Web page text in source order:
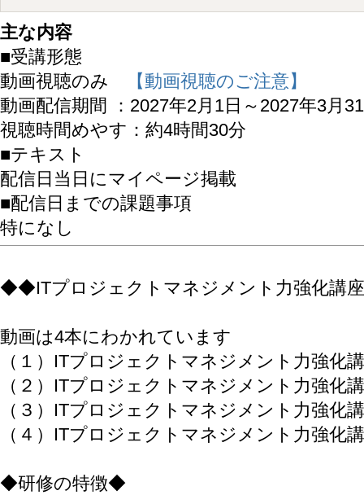
主な内容
■受講形態
動画視聴のみ
【動画視聴のご注意】
動画配信期間 ：2027年2月1日～2027年3月
視聴時間めやす：約4時間30分
■テキスト
配信日当日にマイページ掲載
■配信日までの課題事項
特になし
◆◆ITプロジェクトマネジメント力強化講
動画は4本にわかれています
（１）ITプロジェクトマネジメント力強化
（２）ITプロジェクトマネジメント力強化
（３）ITプロジェクトマネジメント力強化
（４）ITプロジェクトマネジメント力強化
◆研修の特徴◆